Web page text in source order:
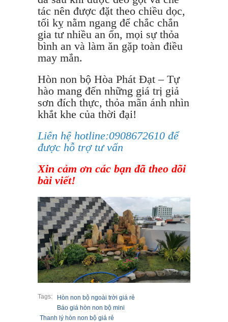
tác nên được đặt theo chiều dọc,
tối kỵ nằm ngang để chắc chắn
gia tư nhiều an ổn, mọi sự thỏa
bình an và làm ăn gặp toàn điều
may mắn.
Hòn non bộ Hòa Phát Đạt – Tự
hào mang đến những giá trị giả
sơn đích thực, thỏa mãn ánh nhìn
khắt khe của thời đại!
Liên hệ hotline:0908672610 để
được hỗ trợ tư vấn
Xin cảm ơn các bạn đã theo dõi
bài viết!
Tags:
Hòn non bộ ngoài trời giá rẻ
Báo giá hòn non bộ mini
Thanh lý hòn non bộ giá rẻ